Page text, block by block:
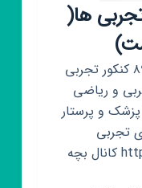
ها(
مستر خدادوست هستم رتبه ۸۹ کنکور تجربی
و ریاضی
و پرستار
تجربی
https://rubika.ir/tajrobiha101112 کانال بچه